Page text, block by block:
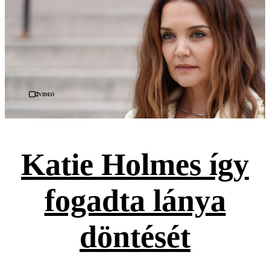
Videó
Katie Holmes így
fogadta lánya
döntését